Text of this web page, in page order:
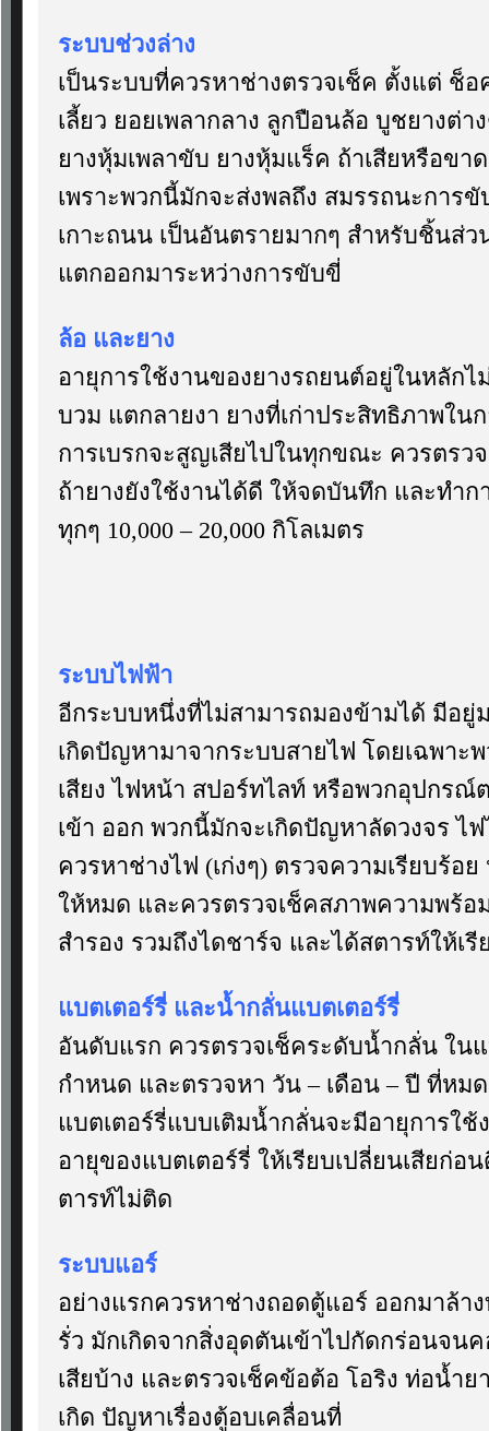
ระบบช่วงล่าง
เป็นระบบที่ควรหาช่างตรวจเช็ค ตั้งแต่ ช็
เลี้ยว ยอยเพลากลาง ลูกปือนล้อ บูชยางต่า
ยางหุ้มเพลาขับ ยางหุ้มแร็ค ถ้าเสียหรือข
เพราะพวกนี้มักจะส่งพลถึง สมรรถนะการ
เกาะถนน เป็นอันตรายมากๆ สำหรับชิ้นส่
แตกออกมาระหว่างการขับขี่
ล้อ และยาง
อายุการใช้งานของยางรถยนต์อยู่ในหลักไ
บวม แตกลายงา ยางที่เก่าประสิทธิภาพใน
การเบรกจะสูญเสียไปในทุกขณะ ควรตรว
ถ้ายางยังใช้งานได้ดี ให้จดบันทึก และทำ
ทุกๆ 10,000 – 20,000 กิโลเมตร
ระบบไฟฟ้า
อีกระบบหนึ่งที่ไม่สามารถมองข้ามได้ มีอยู่
เกิดปัญหามาจากระบบสายไฟ โดยเฉพาะ
เสียง ไฟหน้า สปอร์ทไลท์ หรือพวกอุปกรณ์
เข้า ออก พวกนี้มักจะเกิดปัญหาลัดวงจร ไ
ควรหาช่างไฟ (เก่งๆ) ตรวจความเรียบร้อ
ให้หมด และควรตรวจเช็คสภาพความพร้อ
สำรอง รวมถึงไดชาร์จ และได้สตารท์ให้เรี
แบตเตอร์รี่ และน้ำกลั่นแบตเตอร์รี่
อันดับแรก ควรตรวจเช็คระดับน้ำกลั่น ใน
กำหนด และตรวจหา วัน – เดือน – ปี ที่หม
แบตเตอร์รี่แบบเติมน้ำกลั่นจะมีอายุการใช้
อายุของแบตเตอร์รี่ ให้เรียบเปลี่ยนเสียก่อ
ตารท์ไม่ติด
ระบบแอร์
อย่างแรกควรหาช่างถอดตู้แอร์ ออกมาล้า
รั่ว มักเกิดจากสิ่งอุดตันเข้าไปกัดกร่อนจน
เสียบ้าง และตรวจเช็คข้อต้อ โอริง ท่อน้ำย
เกิด ปัญหาเรื่องตู้อบเคลื่อนที่